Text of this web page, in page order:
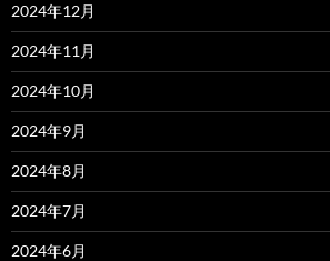
2024年12月
2024年11月
2024年10月
2024年9月
2024年8月
2024年7月
2024年6月